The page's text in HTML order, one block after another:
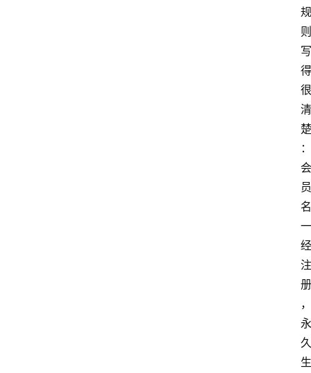
规
则
写
得
很
清
楚
：
会
员
名
一
经
注
册
，
永
久
生